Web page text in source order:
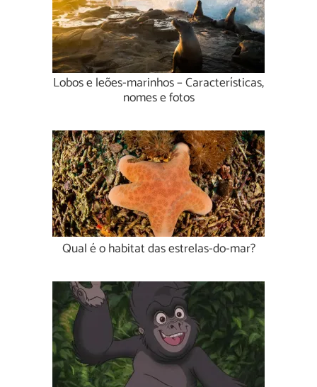
Lobos e leões-marinhos – Características,
nomes e fotos
Qual é o habitat das estrelas-do-mar?